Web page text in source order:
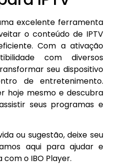
excelente ferramenta
o conteúdo de IPTV
Com a ativação
com diversos
seu dispositivo
de entretenimento.
hoje mesmo e descubra
seus programas e
ou sugestão, deixe seu
aqui para ajudar e
o IBO Player.